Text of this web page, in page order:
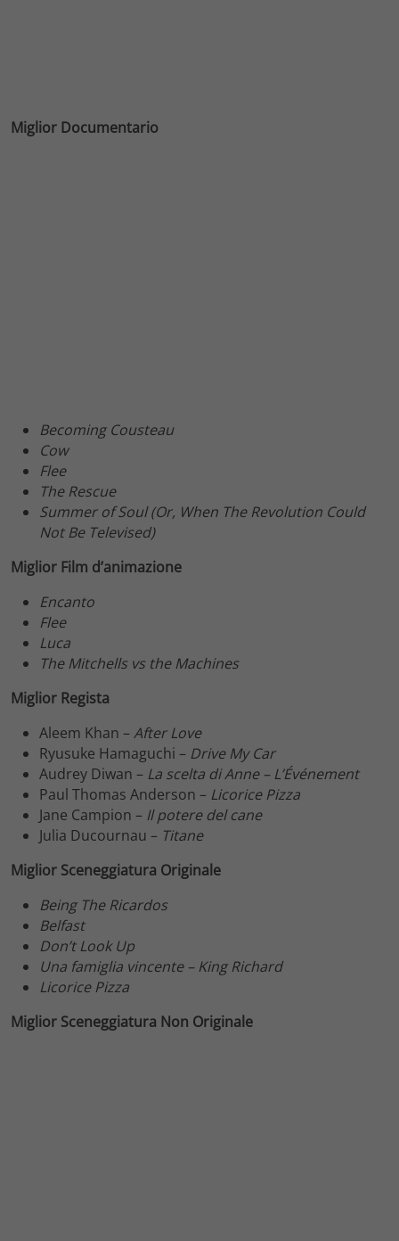
Miglior Documentario
Becoming Cousteau
Cow
Flee
The Rescue
Summer of Soul (Or, When The Revolution Could
Not Be Televised)
Miglior Film d’animazione
Encanto
Flee
Luca
The Mitchells vs the Machines
Miglior Regista
Aleem Khan –After Love
Ryusuke Hamaguchi – Drive My Car
Audrey Diwan – La scelta di Anne – L’Événement
Paul Thomas Anderson – Licorice Pizza
Jane Campion – Il potere del cane
Julia Ducournau – Titane
Miglior Sceneggiatura Originale
Being The Ricardos
Belfast
Don’t Look Up
Una famiglia vincente – King Richard
Licorice Pizza
Miglior Sceneggiatura Non Originale